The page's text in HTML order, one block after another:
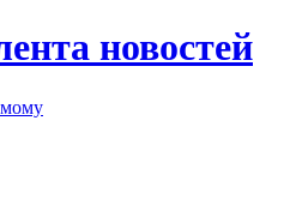
новостей